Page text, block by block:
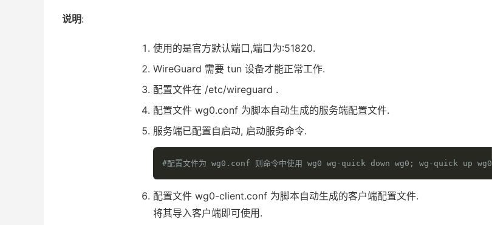
说明:
使用的是官方默认端口,端口为:51820.
WireGuard 需要 tun 设备才能正常工作.
配置文件在 /etc/wireguard .
配置文件 wg0.conf 为脚本自动生成的服务端配置文件.
服务端已配置自启动, 启动服务命令.
#配置文件为 wg0.conf 则命令中使用 wg0 wg-quick down wg0; wg-quick up wg0
配置文件 wg0-client.conf 为脚本自动生成的客户端配置文件.
将其导入客户端即可使用.